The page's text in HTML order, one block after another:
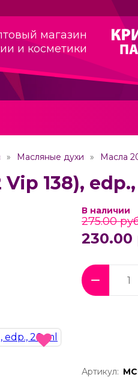
магазин
и косметики
Масляные духи Масла
Vip 138),
В наличии
275.00
230.00
Артикул: